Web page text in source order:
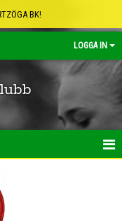
BK!
LOGGA IN